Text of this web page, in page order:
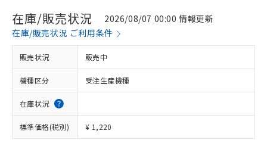
在庫/販売状況
2026/08/07 00:00 情報更新
在庫/販売状況 ご利用条件
販売状況 販売中
機種区分 受注生産機種
在庫状況
標準価格(税別) ¥ 1,220